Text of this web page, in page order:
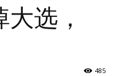
选，
485